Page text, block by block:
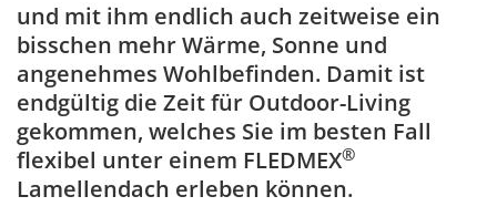
und mit ihm endlich auch zeitweise ein
bisschen mehr Wärme, Sonne und
angenehmes Wohlbefinden. Damit ist
endgültig die Zeit für Outdoor-Living
gekommen, welches Sie im besten Fall
flexibel unter einem FLEDMEX®
Lamellendach erleben können.